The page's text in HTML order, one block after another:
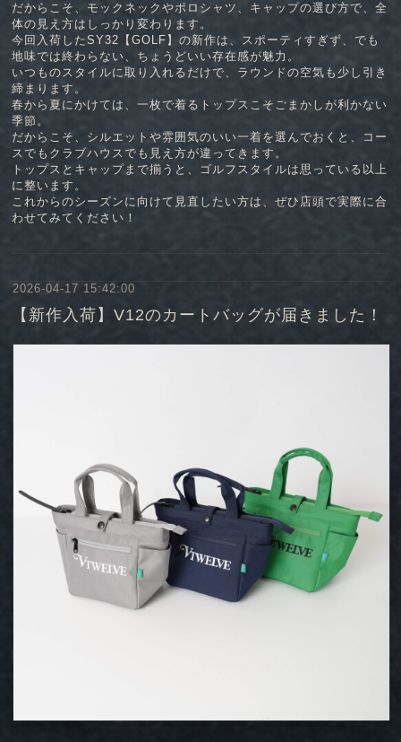
だからこそ、モックネックやポロシャツ、キャップの選び方で、全
体の見え方はしっかり変わります。
今回入荷したSY32【GOLF】の新作は、スポーティすぎず、でも
地味では終わらない、ちょうどいい存在感が魅力。
いつものスタイルに取り入れるだけで、ラウンドの空気も少し引き
締まります。
春から夏にかけては、一枚で着るトップスこそごまかしが利かない
季節。
だからこそ、シルエットや雰囲気のいい一着を選んでおくと、コー
スでもクラブハウスでも見え方が違ってきます。
トップスとキャップまで揃うと、ゴルフスタイルは思っている以上
に整います。
これからのシーズンに向けて見直したい方は、ぜひ店頭で実際に合
わせてみてください！
2026-04-17 15:42:00
【新作入荷】V12のカートバッグが届きました！